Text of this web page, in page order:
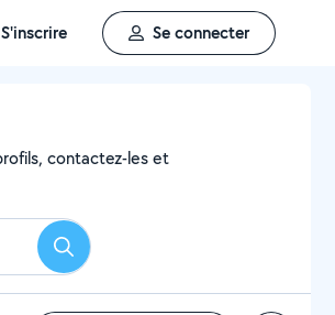
S'inscrire Se connecter
contactez-les et
Rechercher